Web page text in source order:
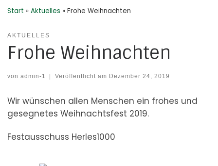
Start » Aktuelles » Frohe Weihnachten
AKTUELLES
Frohe Weihnachten
von admin-1 Veröffentlicht am Dezember 24, 2019
Wir wünschen allen Menschen ein frohes und
gesegnetes Weihnachtsfest 2019.
Festausschuss Herles1000